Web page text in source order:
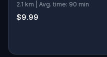
2.1 km | Avg. time: 90 min
$9.99